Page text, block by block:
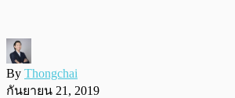
By Thongchai
กันยายน 21, 2019